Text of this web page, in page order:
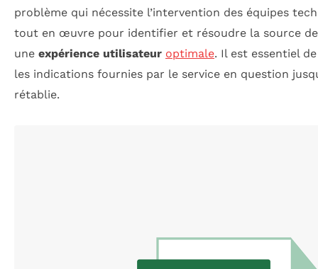
problème qui nécessite l’intervention des équipes
tout en œuvre pour identifier et résoudre la source
une expérience utilisateur optimale. Il est essentiel
les indications fournies par le service en question
rétablie.